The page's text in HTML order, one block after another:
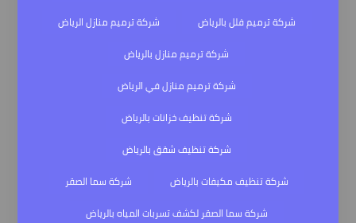
شركة ترميم فلل بالرياض
شركة ترميم منازل الرياض
شركة ترميم منازل بالرياض
شركة ترميم منازل في الرياض
شركة تنظيف خزانات بالرياض
شركة تنظيف شقق بالرياض
شركة تنظيف مكيفات بالرياض
شركة سما الصقر
شركة سما الصقر لكشف تسربات المياه بالرياض